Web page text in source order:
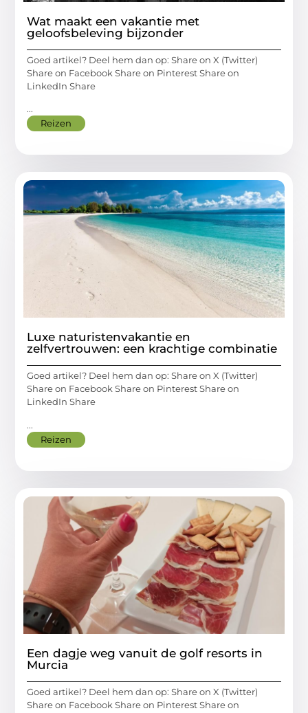
Wat maakt een vakantie met
geloofsbeleving bijzonder
Goed artikel? Deel hem dan op: Share on X (Twitter)
Share on Facebook Share on Pinterest Share on
LinkedIn Share
...
Reizen
Luxe naturistenvakantie en
zelfvertrouwen: een krachtige combinatie
Goed artikel? Deel hem dan op: Share on X (Twitter)
Share on Facebook Share on Pinterest Share on
LinkedIn Share
...
Reizen
Een dagje weg vanuit de golf resorts in
Murcia
Goed artikel? Deel hem dan op: Share on X (Twitter)
Share on Facebook Share on Pinterest Share on